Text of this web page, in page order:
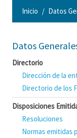
Inicio Datos
Datos
Directorio
Dirección de la
Directorio de los
Disposiciones
Resoluciones
Normas emitidas